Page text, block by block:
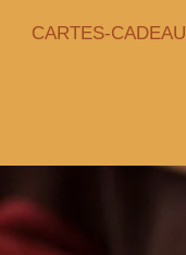
CARTES-CADEAU